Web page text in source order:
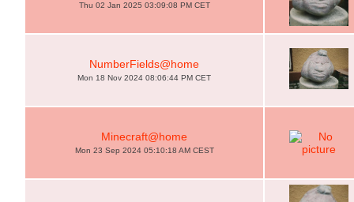
Thu 02 Jan 2025 03:09:08 PM CET
NumberFields@home
Mon 18 Nov 2024 08:06:44 PM CET
Minecraft@home
Mon 23 Sep 2024 05:10:18 AM CEST